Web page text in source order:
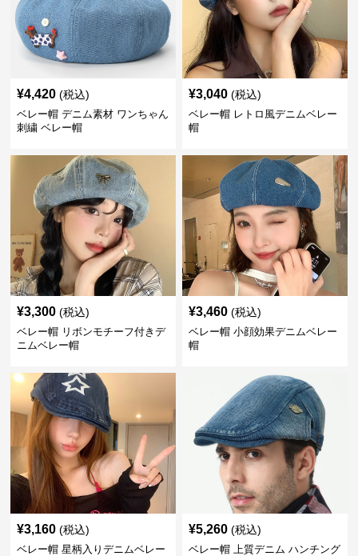
¥4,420 (税込)
ベレー帽 デニム素材 ワンちゃん
刺繍 ベレー帽
¥3,040 (税込)
ベレー帽 レトロ風デニムベレー
帽
¥3,300 (税込)
ベレー帽 リボンモチーフ付きデ
ニムベレー帽
¥3,460 (税込)
ベレー帽 小顔効果デニムベレー
帽
¥3,160 (税込)
ベレー帽 星柄入りデニムベレー
¥5,260 (税込)
ベレー帽 上質デニム ハンチング